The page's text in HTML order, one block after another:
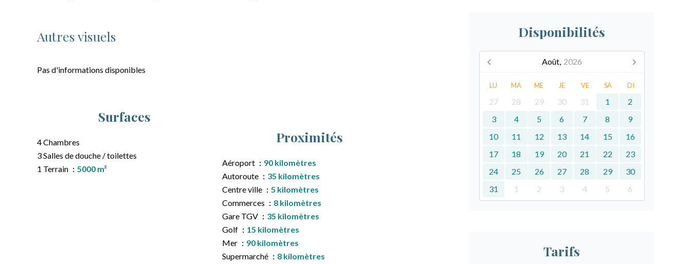
Autres visuels
Pas d'informations disponibles
Surfaces
4 Chambres
3 Salles de douche / toilettes
1 Terrain
5000 m²
Proximités
Aéroport
90 kilomètres
Autoroute
35 kilomètres
Centre ville
5 kilomètres
Commerces
8 kilomètres
Gare TGV
35 kilomètres
Golf
15 kilomètres
Mer
90 kilomètres
Supermarché
8 kilomètres
Disponibilités
Août, 2026
LU MA ME JE VE SA DI
27 28 29 30 31 1
2
3
4 5 6 7 8
9
10
11 12 13 14 15
16
17
18 19 20 21 22
23
24
25 26 27 28 29
30
31
1 2 3 4 5 6
Tarifs